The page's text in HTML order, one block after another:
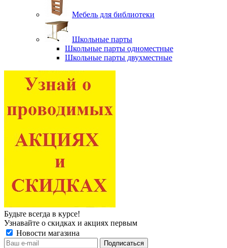
Мебель для библиотеки
Школьные парты
Школьные парты одноместные
Школьные парты двухместные
Будьте всегда в курсе!
Узнавайте о скидках и акциях первым
Новости магазина